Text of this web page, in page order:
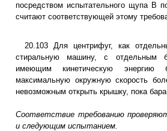
посредством испытательного щупа
считают соответствующей этому
20.103 Для центрифуг, как
стиральную машину, с отдельным
имеющим кинетическую
максимальную окружную скорость
невозможным открыть крышку, пока
Соответствие требованию
и следующим испытанием.